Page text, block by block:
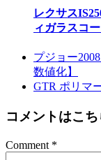
レクサス
ィガラスコ
プジョー
数値化】
GTR ポリマ
コメントはこち
Comment *